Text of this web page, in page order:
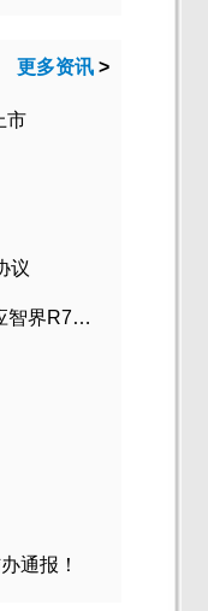
更多资讯 >
市
议
非车辆自身原因导致！鸿蒙智行回应智界R7起火事故
通报！